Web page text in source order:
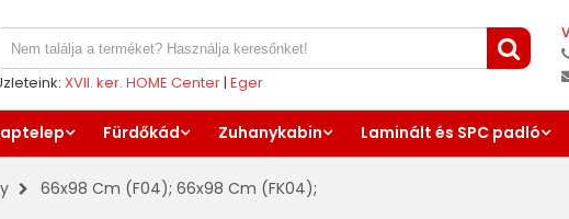
XVII. ker. HOME Center| Eger
Fürdőkád Zuhanykabin Laminált és SPC padló
66x98 Cm (F04); 66x98 Cm (FK04);